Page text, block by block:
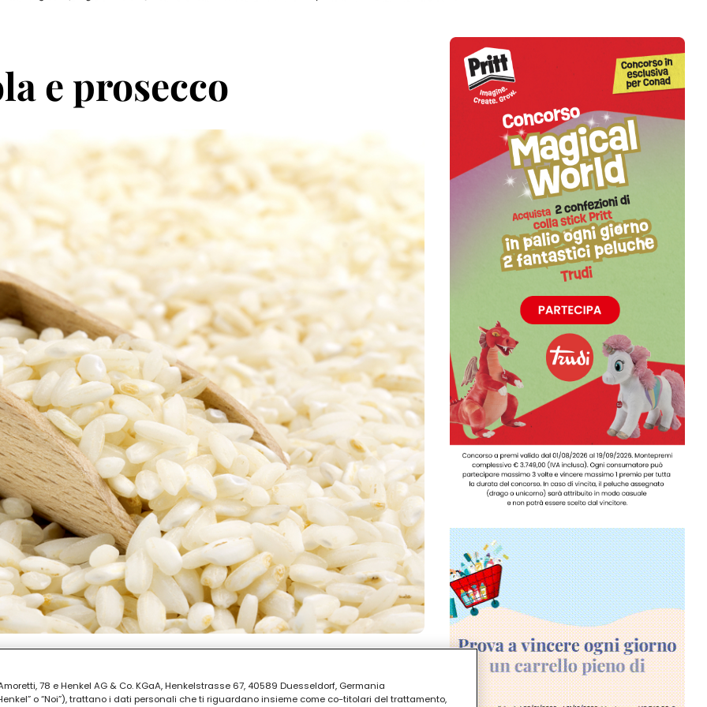
e prosecco
78 e Henkel AG & Co. KGaA, Henkelstrasse 67, 40589 Duesseldorf, Germania
o “Noi”), trattano i dati personali che ti riguardano insieme come co-titolari del trattamento,